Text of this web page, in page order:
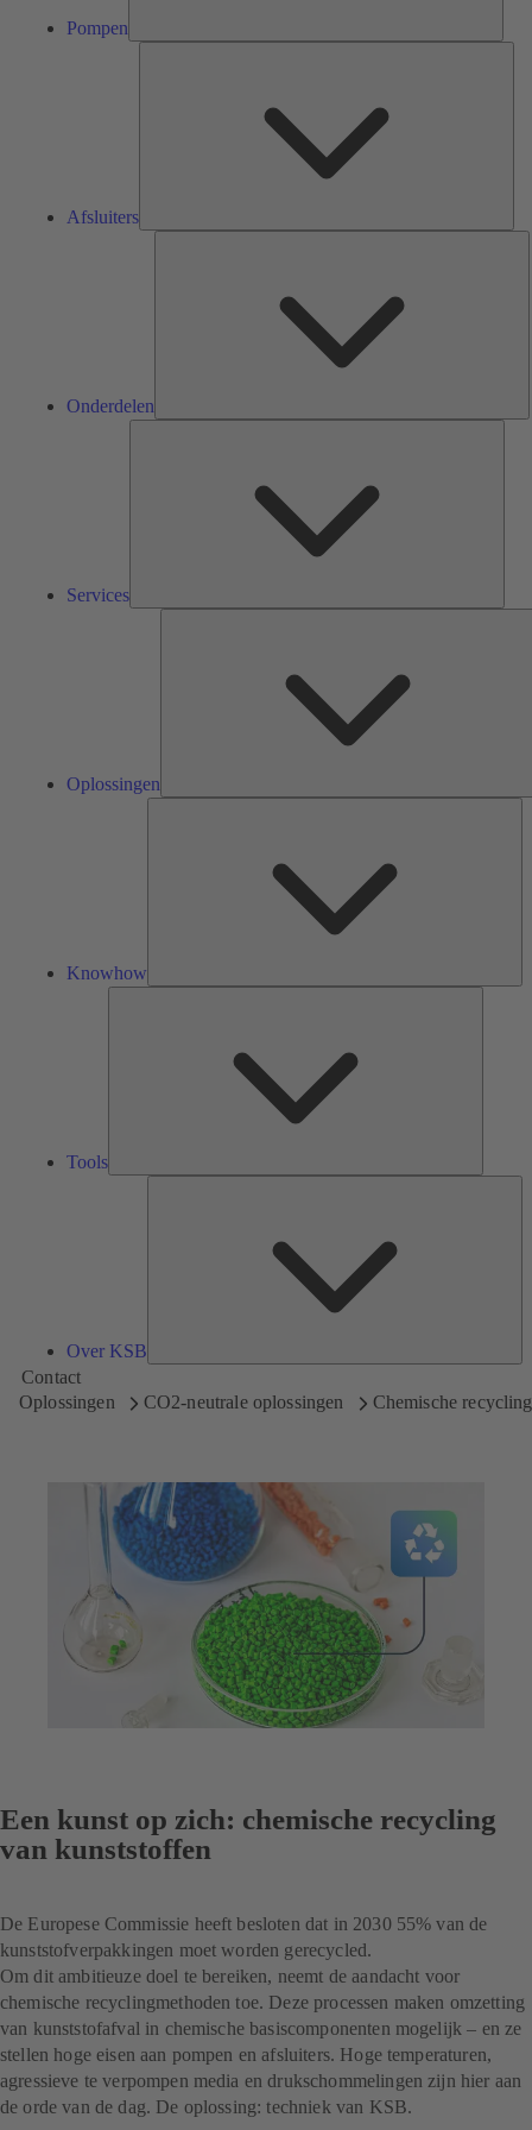
Pompen
Afsluiters
Onderdelen
Services
Oplossingen
Knowhow
Tools
Over KSB
Contact
Oplossingen
CO2-neutrale oplossingen Chemische recycling
Een kunst op zich: chemische recycling
van kunststoffen
De Europese Commissie heeft besloten dat in 2030 55% van de
kunststofverpakkingen moet worden gerecycled.
Om dit ambitieuze doel te bereiken, neemt de aandacht voor
chemische recyclingmethoden toe. Deze processen maken omzetting
van kunststofafval in chemische basiscomponenten mogelijk – en ze
stellen hoge eisen aan pompen en afsluiters. Hoge temperaturen,
agressieve te verpompen media en drukschommelingen zijn hier aan
de orde van de dag. De oplossing: techniek van KSB.